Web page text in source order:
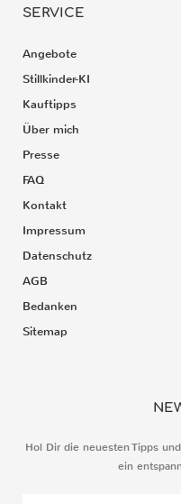
SERVICE
Angebote
Stillkinder-KI
Kauftipps
Über mich
Presse
FAQ
Kontakt
Impressum
Datenschutz
AGB
Bedanken
Sitemap
Hol Dir die neuesten Tipps
ein